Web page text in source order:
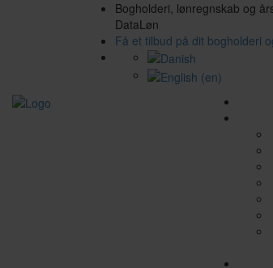
Bogholderi, lønregnskab og
DataLøn
Få et tilbud på dit bogholderi